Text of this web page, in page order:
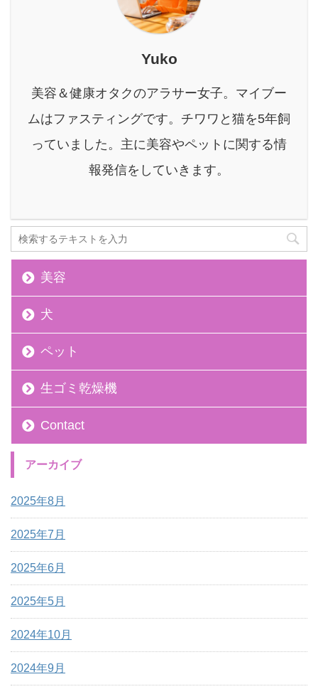
ルクオムでニキビは治り
ません ニキビを治すため
者のバルクオム歴10ヶ月
突破。 現在もバルクオム
レビューより確実な真相
がわかる 結論を先に言っ
Yuko
美容＆健康オタクのアラサー女子。マイブー
ムはファスティングです。チワワと猫を5年飼
っていました。主に美容やペットに関する情
報発信をしていきます。
美容
犬
ペット
生ゴミ乾燥機
Contact
アーカイブ
2025年8月
2025年7月
2025年6月
2025年5月
2024年10月
2024年9月